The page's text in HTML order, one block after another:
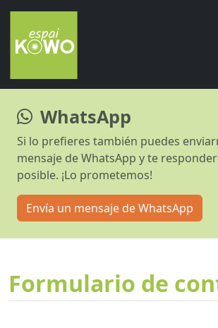
WhatsApp
Si lo prefieres también puedes
mensaje de WhatsApp y te
posible. ¡Lo prometemos!
Envía un mensaje de WhatsApp
Formulario de